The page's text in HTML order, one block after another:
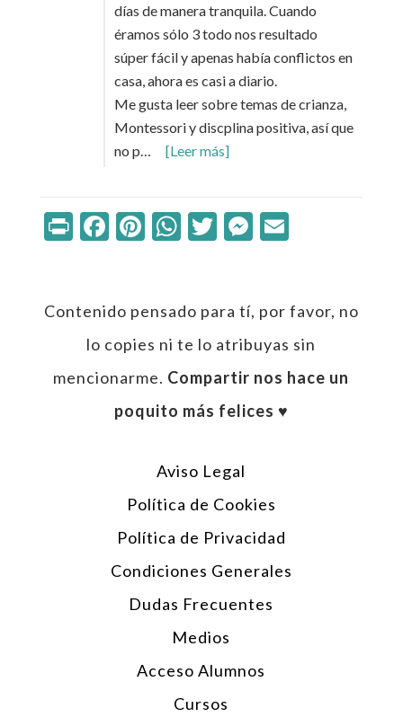
días de manera tranquila. Cuando
éramos sólo 3 todo nos resultado
súper fácil y apenas había conflictos en
casa, ahora es casi a diario.
Me gusta leer sobre temas de crianza,
Montessori y discplina positiva, así que
no p…
[Leer más]
PrintFacebook
Pinterest
WhatsApp
Twitter
Messenger
Email
Contenido pensado para tí, por favor, no
lo copies ni te lo atribuyas sin
mencionarme. Compartir nos hace un
poquito más felices ♥︎
Aviso Legal
Política de Cookies
Política de Privacidad
Condiciones Generales
Dudas Frecuentes
Medios
Acceso Alumnos
Cursos